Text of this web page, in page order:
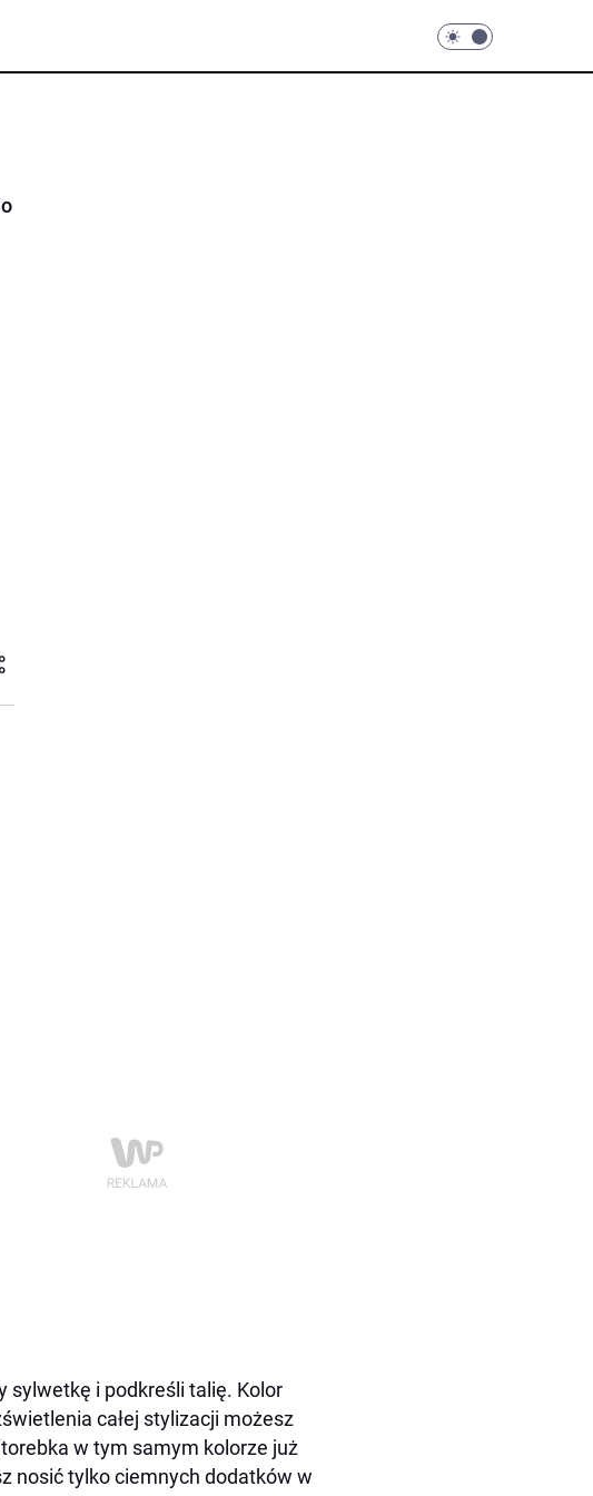
sylwetkę i podkreśli talię. Kolor
całej stylizacji możesz
torebka w tym samym kolorze już
nosić tylko ciemnych dodatków w